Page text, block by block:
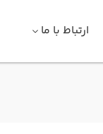
ارتباط با ما